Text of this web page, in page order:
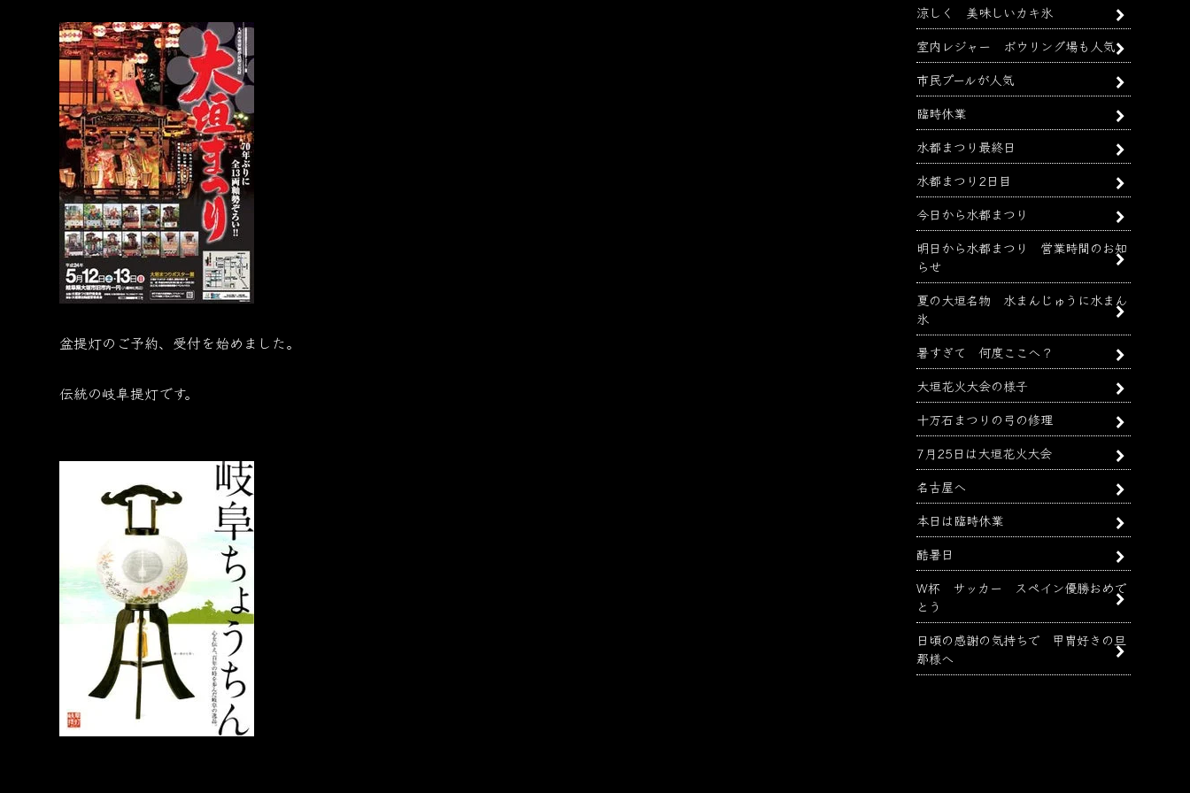
盆提灯のご予約、受付を始めました。
伝統の岐阜提灯です。
涼しく 美味しいカキ氷
室内レジャー ボウリング場も人気
市民プールが人気
臨時休業
水都まつり最終日
水都まつり2日目
今日から水都まつり
明日から水都まつり 営業時間のお知
らせ
夏の大垣名物 水まんじゅうに水まん
氷
暑すぎて 何度ここへ？
大垣花火大会の様子
十万石まつりの弓の修理
7月25日は大垣花火大会
名古屋へ
本日は臨時休業
酷暑日
W杯 サッカー スペイン優勝おめで
とう
日頃の感謝の気持ちで 甲冑好きの旦
那様へ